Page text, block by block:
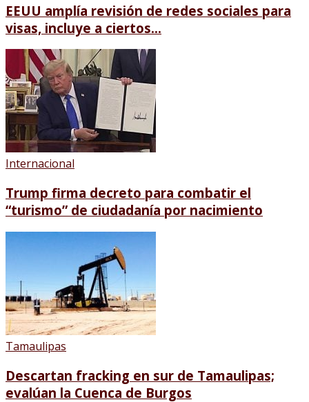
EEUU amplía revisión de redes sociales para
visas, incluye a ciertos...
Internacional
Trump firma decreto para combatir el
“turismo” de ciudadanía por nacimiento
Tamaulipas
Descartan fracking en sur de Tamaulipas;
evalúan la Cuenca de Burgos